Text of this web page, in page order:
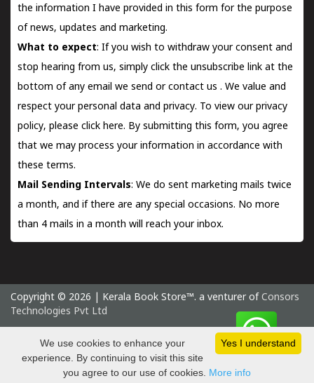
the information I have provided in this form for the purpose
of news, updates and marketing.
What to expect: If you wish to withdraw your consent and
stop hearing from us, simply click the unsubscribe link at the
bottom of any email we send orcontact us . We value and
respect your personal data and privacy. To view our privacy
policy, please click here. By submitting this form, you agree
that we may process your information in accordance with
these terms.
Mail Sending Intervals: We do sent marketing mails twice
a month, and if there are any special occasions. No more
than 4 mails in a month will reach your inbox.
Copyright © 2026 | Kerala Book Store™. a venturer of Consors
Technologies Pvt Ltd
Monday 10 August, 2026 IST
Yes I understand
We use cookies to enhance your
experience. By continuing to visit this site
you agree to our use of cookies. More info